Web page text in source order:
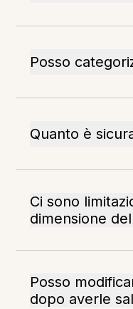
Posso
Quanto è
Ci sono
dimensione
Posso
dopo averle